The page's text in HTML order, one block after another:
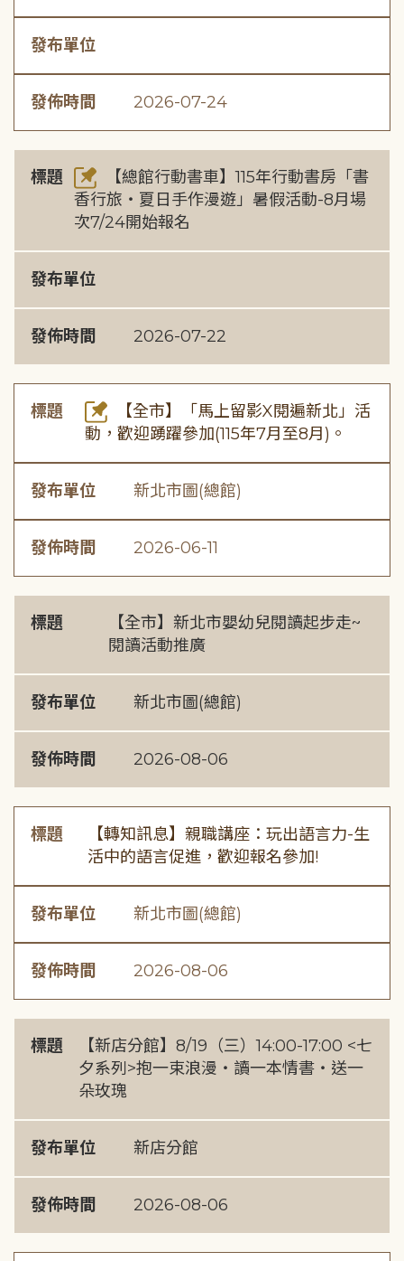
發布單位
發佈時間 2026-07-24
標題
【總館行動書車】115年行動書房「書
香行旅・夏日手作漫遊」暑假活動-8月場
次7/24開始報名
發布單位
發佈時間 2026-07-22
標題
【全市】「馬上留影X閱遍新北」活
動，歡迎踴躍參加(115年7月至8月)。
發布單位 新北市圖(總館)
發佈時間 2026-06-11
標題
【全市】新北市嬰幼兒閱讀起步走~
閱讀活動推廣
發布單位 新北市圖(總館)
發佈時間 2026-08-06
標題
【轉知訊息】親職講座：玩出語言力-生
活中的語言促進，歡迎報名參加!
發布單位 新北市圖(總館)
發佈時間 2026-08-06
標題
【新店分館】8/19（三）14:00-17:00 <七
夕系列>抱一束浪漫・讀一本情書・送一
朵玫瑰
發布單位 新店分館
發佈時間 2026-08-06